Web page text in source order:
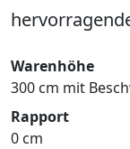
Warenhöhe
300 cm mit
Rapport
0 cm